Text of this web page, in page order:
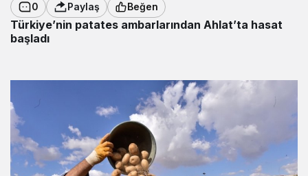
0
Paylaş Beğen
Türkiye’nin patates ambarlarından Ahlat’ta hasat
başladı